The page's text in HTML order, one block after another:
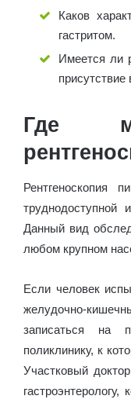
Каков
гастритом.
Имеется ли
Где
Рентгеноскопия
труднодоступной
Данный вид
любом крупном
Если человек
желудочно-
записаться на
поликлинику, к
Участковый